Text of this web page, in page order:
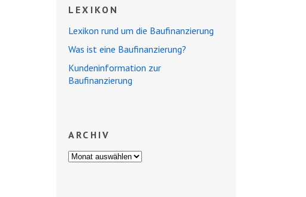
LEXIKON
Lexikon rund um die Baufinanzierung
Was ist eine Baufinanzierung?
Kundeninformation zur
Baufinanzierung
ARCHIV